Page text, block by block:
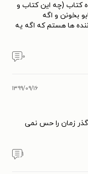
کتاب (چه این کتاب و
بخونن و اگه
ها هستم که اگه یه
۰
۱۳۹۹/۰۹/۱۶
گذر زمان را حس نمی
۱